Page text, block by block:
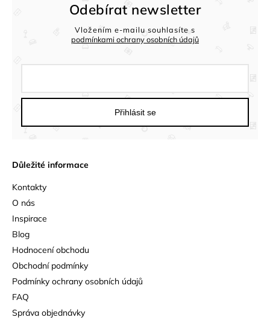
Důležité informace
Kontakty
O nás
Inspirace
Blog
Hodnocení obchodu
Obchodní podmínky
Podmínky ochrany osobních údajů
FAQ
Správa objednávky
Odebírat newsletter
Vložením e-mailu souhlasíte s
podmínkami ochrany osobních údajů
Přihlásit se